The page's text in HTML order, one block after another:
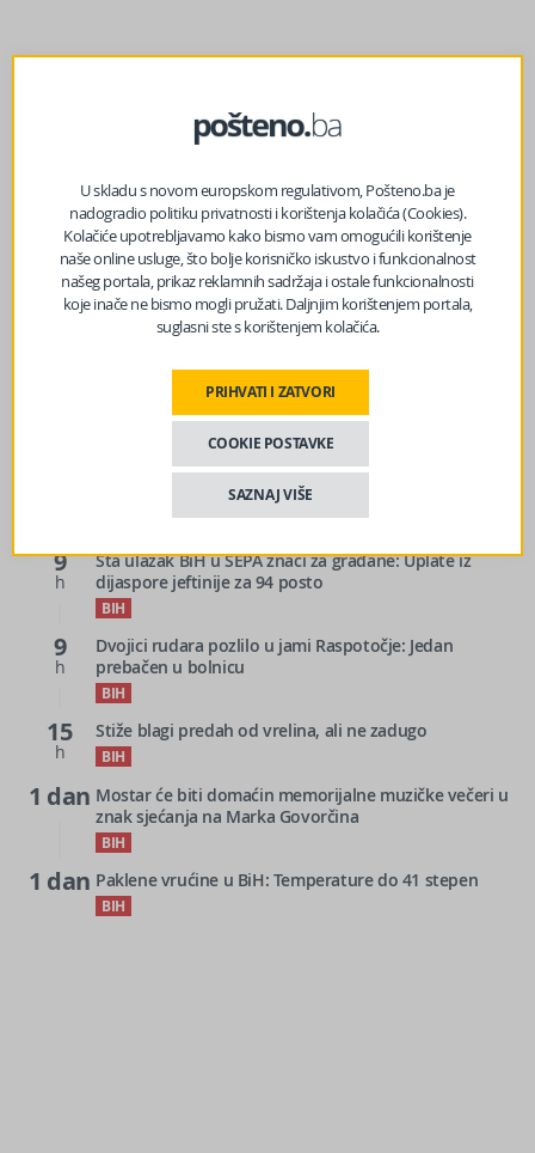
BiH: Novo izdanje projekta ‘Odvažne i hrabre’
sljedeći članak
“Postoji velika šansa da me SDA kandiduje na izborima”
9
h
Šta ulazak BiH u SEPA znači za građane: Uplate iz
dijaspore jeftinije za 94 posto
BIH
9
h
Dvojici rudara pozlilo u jami Raspotočje: Jedan
prebačen u bolnicu
BIH
15
h
Stiže blagi predah od vrelina, ali ne zadugo
BIH
1 dan Mostar će biti domaćin memorijalne muzičke večeri u
znak sjećanja na Marka Govorčina
BIH
1 dan Paklene vrućine u BiH: Temperature do 41 stepen
BIH
U skladu s novom europskom regulativom, Pošteno.ba je
nadogradio politiku privatnosti i korištenja kolačića (Cookies).
Kolačiće upotrebljavamo kako bismo vam omogućili korištenje
naše online usluge, što bolje korisničko iskustvo i funkcionalnost
našeg portala, prikaz reklamnih sadržaja i ostale funkcionalnosti
koje inače ne bismo mogli pružati. Daljnjim korištenjem portala,
suglasni ste s korištenjem kolačića.
PRIHVATI I ZATVORI
COOKIE POSTAVKE
SAZNAJ VIŠE